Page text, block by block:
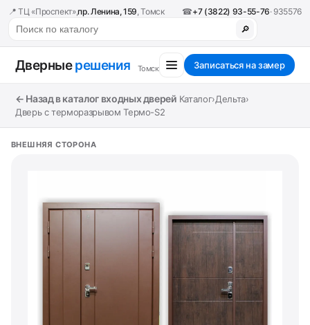
📍 ТЦ «Проспект»,пр. Ленина, 159, Томск ☎+7 (3822) 93-55-76· 935576
🔎
Дверныерешения Томск Записаться на замер
← Назад в каталог входных дверей Каталог›Дельта›
Дверь с терморазрывом Термо-S2
ВНЕШНЯЯ СТОРОНА